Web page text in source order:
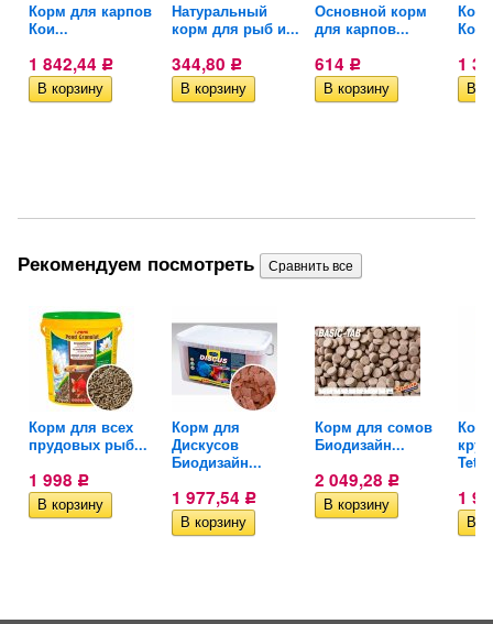
Корм для карпов
Кои...
1 842,44 Р
Натуральный
корм для рыб и...
344,80 Р
Основной корм
для карпов...
614 Р
Кои
1
Рекомендуем посмотреть
Корм для всех
прудовых рыб...
1 998 Р
Корм для
Дискусов
Биодизайн...
1 977,54 Р
Корм для сомов
Биодизайн...
2 049,28 Р
1